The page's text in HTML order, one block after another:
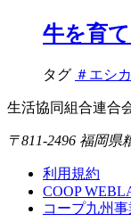
牛を育
タグ ＃エシ
生活協同組合連合
〒811-2496 福岡
利用規約
COOP
コープ九州